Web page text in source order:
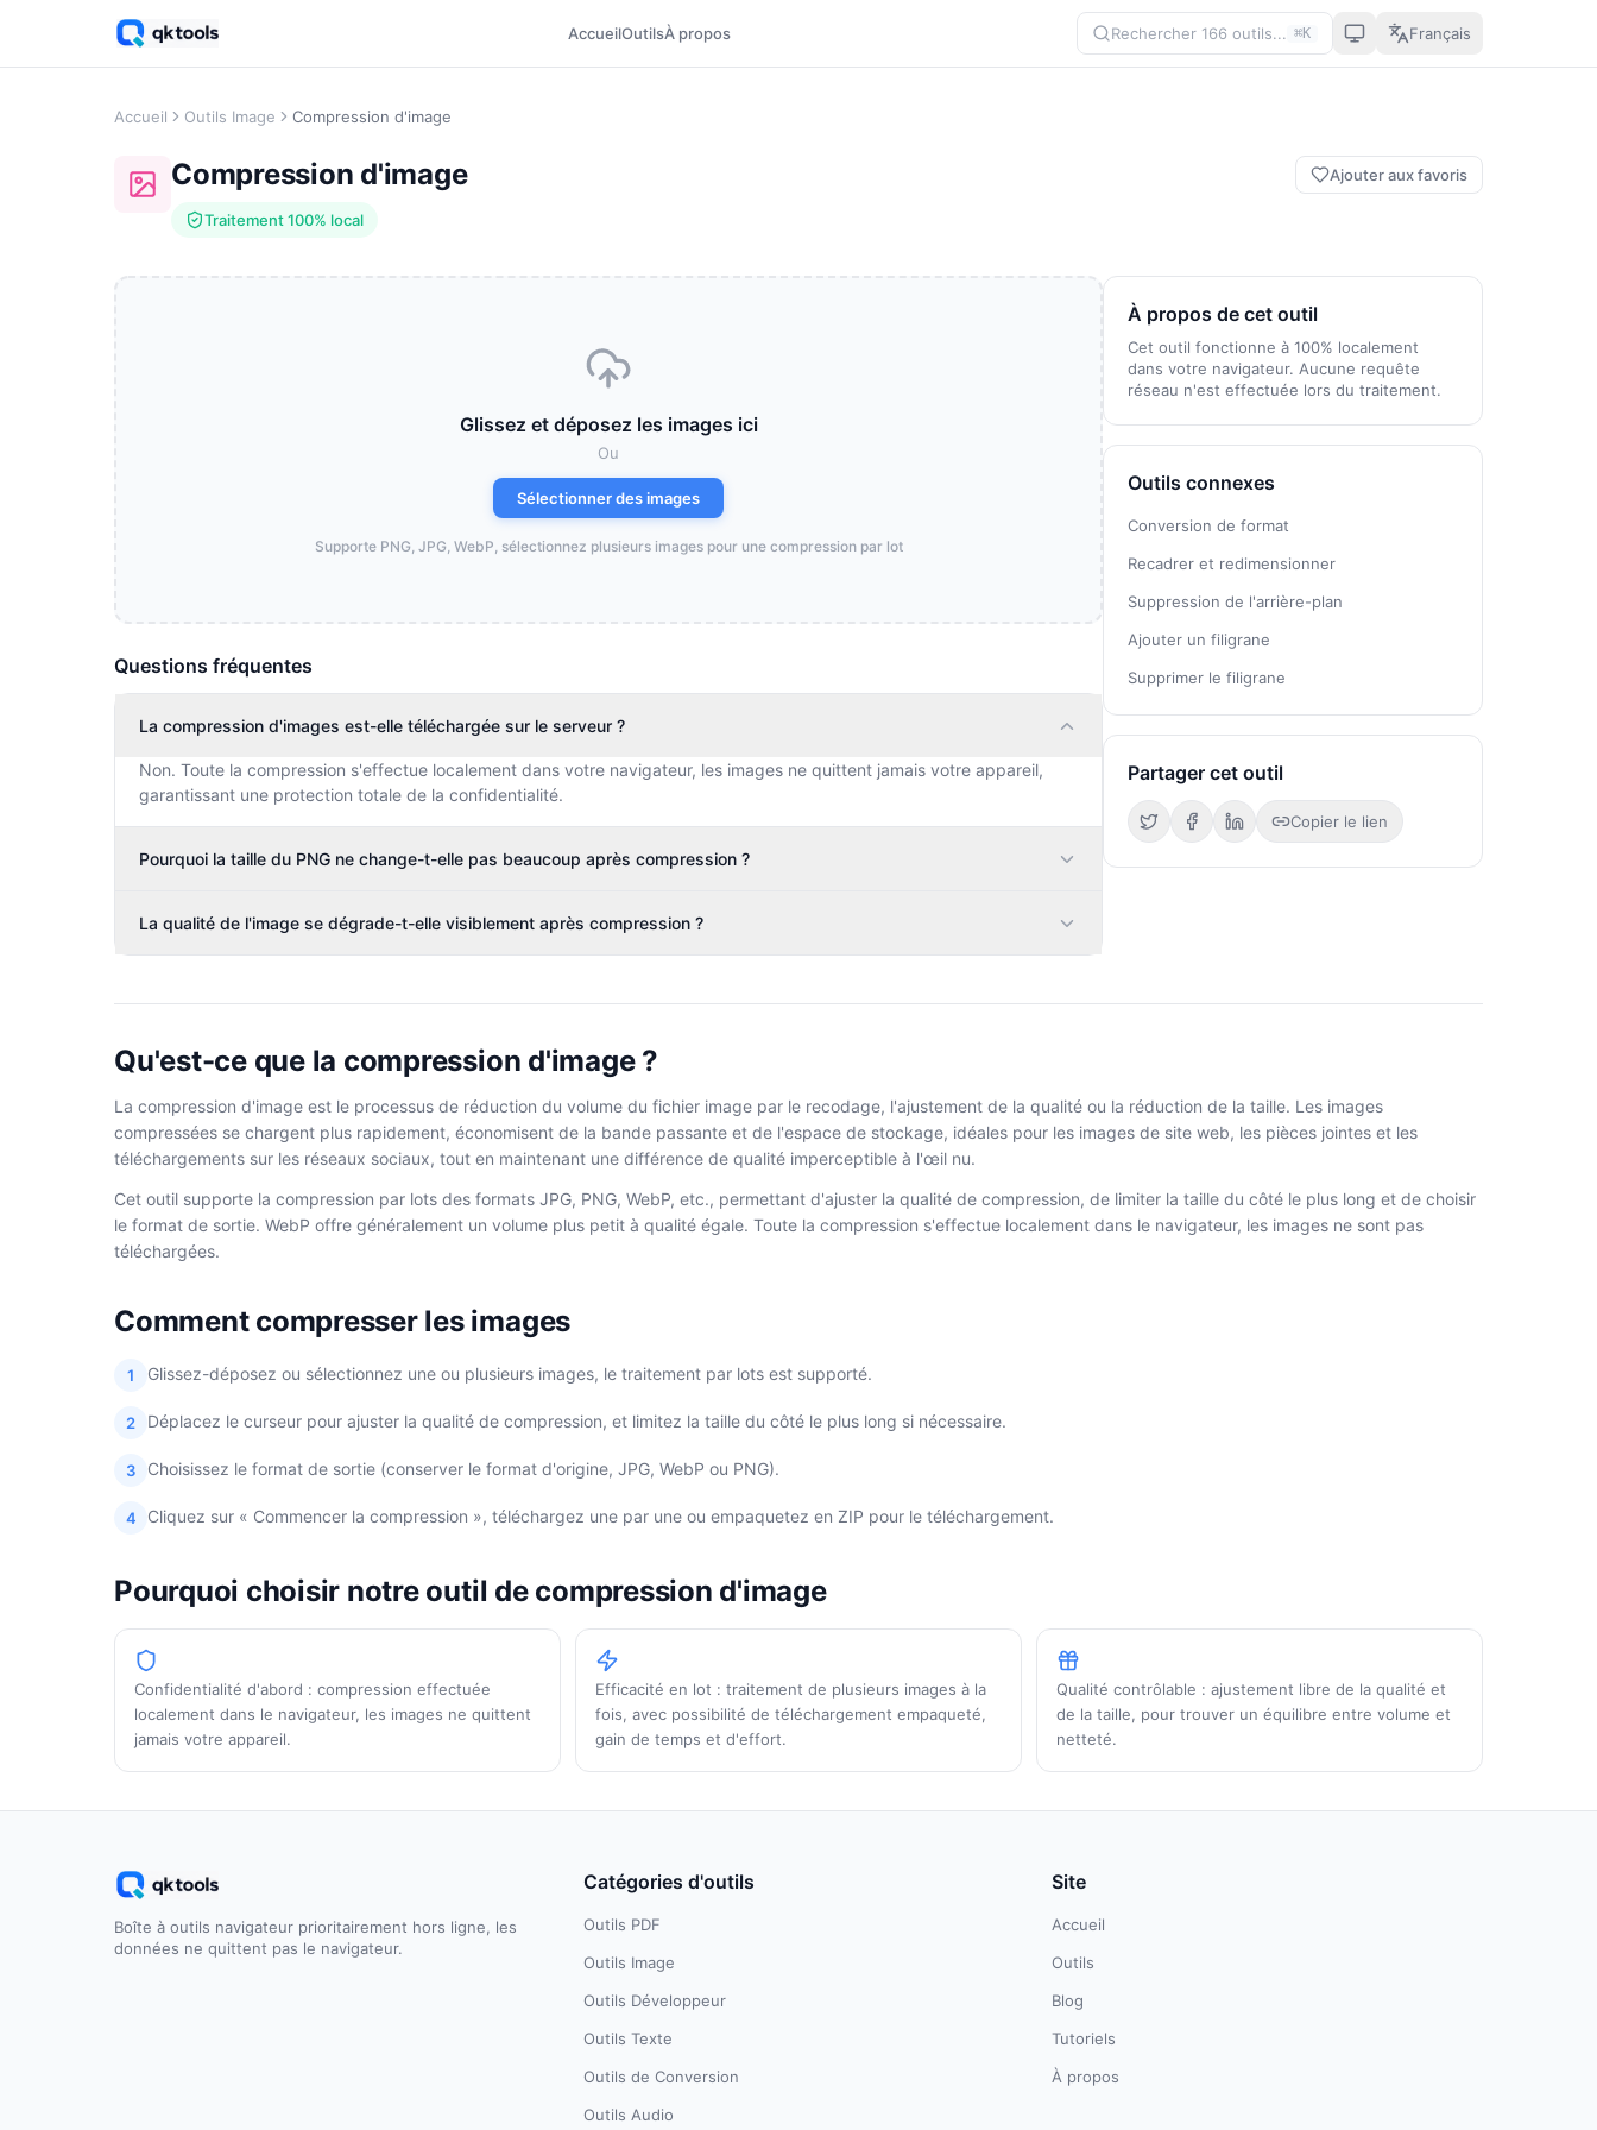
AccueilOutilsÀ propos Rechercher 166 outils... ⌘K Français
Accueil Outils Image Compression d'image
Compression d'image
Traitement 100% local
Ajouter aux favoris
Glissez et déposez les images ici
Ou
Sélectionner des images
Supporte PNG, JPG, WebP, sélectionnez plusieurs images pour une compression par lot
Questions fréquentes
La compression d'images est-elle téléchargée sur le serveur ?
Non. Toute la compression s'effectue localement dans votre navigateur, les images ne quittent jamais votre appareil,
garantissant une protection totale de la confidentialité.
Pourquoi la taille du PNG ne change-t-elle pas beaucoup après compression ?
La qualité de l'image se dégrade-t-elle visiblement après compression ?
À propos de cet outil
Cet outil fonctionne à 100% localement
dans votre navigateur. Aucune requête
réseau n'est effectuée lors du traitement.
Outils connexes
Conversion de format
Recadrer et redimensionner
Suppression de l'arrière-plan
Ajouter un filigrane
Supprimer le filigrane
Partager cet outil
Copier le lien
Qu'est-ce que la compression d'image ?
La compression d'image est le processus de réduction du volume du fichier image par le recodage, l'ajustement de la qualité ou la réduction de la taille. Les images
compressées se chargent plus rapidement, économisent de la bande passante et de l'espace de stockage, idéales pour les images de site web, les pièces jointes et les
téléchargements sur les réseaux sociaux, tout en maintenant une différence de qualité imperceptible à l'œil nu.
Cet outil supporte la compression par lots des formats JPG, PNG, WebP, etc., permettant d'ajuster la qualité de compression, de limiter la taille du côté le plus long et de choisir
le format de sortie. WebP offre généralement un volume plus petit à qualité égale. Toute la compression s'effectue localement dans le navigateur, les images ne sont pas
téléchargées.
Comment compresser les images
1 Glissez-déposez ou sélectionnez une ou plusieurs images, le traitement par lots est supporté.
2 Déplacez le curseur pour ajuster la qualité de compression, et limitez la taille du côté le plus long si nécessaire.
3 Choisissez le format de sortie (conserver le format d'origine, JPG, WebP ou PNG).
4 Cliquez sur « Commencer la compression », téléchargez une par une ou empaquetez en ZIP pour le téléchargement.
Pourquoi choisir notre outil de compression d'image
Confidentialité d'abord : compression effectuée
localement dans le navigateur, les images ne quittent
jamais votre appareil.
Efficacité en lot : traitement de plusieurs images à la
fois, avec possibilité de téléchargement empaqueté,
gain de temps et d'effort.
Qualité contrôlable : ajustement libre de la qualité et
de la taille, pour trouver un équilibre entre volume et
netteté.
Boîte à outils navigateur prioritairement hors ligne, les
données ne quittent pas le navigateur.
Catégories d'outils
Outils PDF
Outils Image
Outils Développeur
Outils Texte
Outils de Conversion
Outils Audio
Site
Accueil
Outils
Blog
Tutoriels
À propos